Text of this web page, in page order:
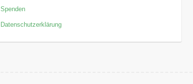
Spenden
Datenschutzerklärung